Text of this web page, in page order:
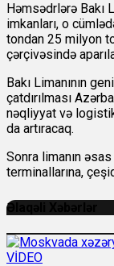
Həmsədrlərə Bakı
imkanları, o
tondan 25 milyon
çərçivəsində
Bakı Limanının
çatdırılması
nəqliyyat və
da artıracaq.
Sonra limanın
terminallarına,
Əlaqəli Xəbərlər